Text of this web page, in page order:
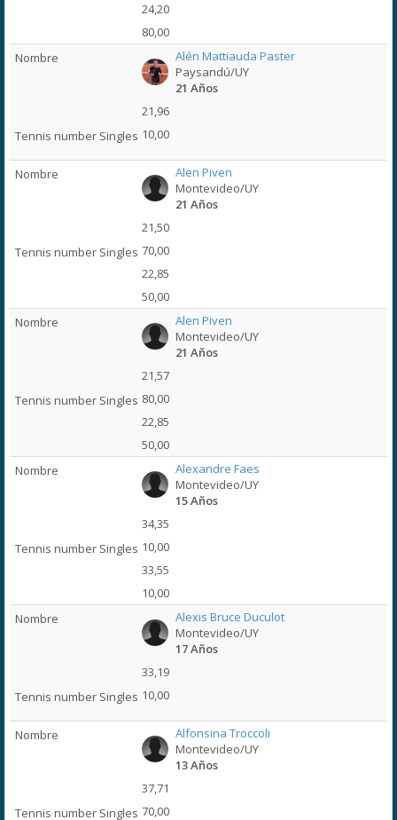
24,20
80,00
Alén Mattiauda Paster
Paysandú/UY
21 Años
21,96
10,00
Alen Piven
Montevideo/UY
21 Años
21,50
70,00
22,85
50,00
Alen Piven
Montevideo/UY
21 Años
21,57
80,00
22,85
50,00
Alexandre Faes
Montevideo/UY
15 Años
34,35
10,00
33,55
10,00
Alexis Bruce Duculot
Montevideo/UY
17 Años
33,19
10,00
Alfonsina Troccoli
Montevideo/UY
13 Años
37,71
70,00